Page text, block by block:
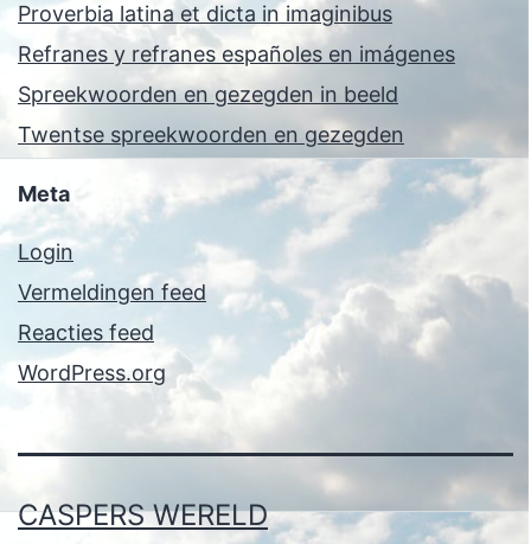
Proverbia latina et dicta in imaginibus
Refranes y refranes españoles en imágenes
Spreekwoorden en gezegden in beeld
Twentse spreekwoorden en gezegden
Meta
Login
Vermeldingen feed
Reacties feed
WordPress.org
CASPERS WERELD